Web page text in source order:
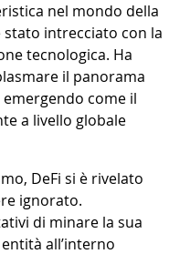
nel mondo della
intrecciato con la
tecnologica. Ha
il panorama
come il
a livello globale
DeFi si è rivelato
ignorato.
di minare la sua
all’interno